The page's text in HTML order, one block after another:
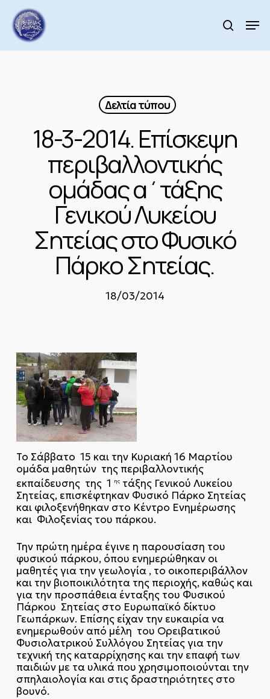
main
content
search
Δελτία τύπου
18-3-2014. Επίσκεψη
περιβαλλοντικής
ομάδας α΄τάξης
Γενικού Λυκείου
Σητείας στο Φυσικό
Πάρκο Σητείας.
18/03/2014
Το Σάββατο 15 και την Κυριακή 16 Μαρτίου
ομάδα μαθητών της περιβαλλοντικής
εκπαίδευσης της 1
ηςτάξης Γενικού Λυκείου
Σητείας, επισκέφτηκαν Φυσικό Πάρκο Σητείας
και φιλοξενήθηκαν στο Κέντρο Ενημέρωσης
και Φιλοξενίας του πάρκου.
Την πρώτη ημέρα έγινε η παρουσίαση του
φυσικού πάρκου, όπου ενημερώθηκαν οι
μαθητές για την γεωλογία , το οικοπεριβάλλον
και την βιοποικιλότητα της περιοχής, καθώς και
για την προσπάθεια ένταξης του Φυσικού
Πάρκου Σητείας στο Ευρωπαϊκό δίκτυο
Γεωπάρκων. Επίσης είχαν την ευκαιρία να
ενημερωθούν από μέλη του Ορειβατικού
Φυσιολατρικού Συλλόγου Σητείας για την
τεχνική της καταρρίχησης και την επαφή των
παιδιών με τα υλικά που χρησιμοποιούνται την
σπηλαιολογία και στις δραστηριότητες στο
βουνό.
Menu